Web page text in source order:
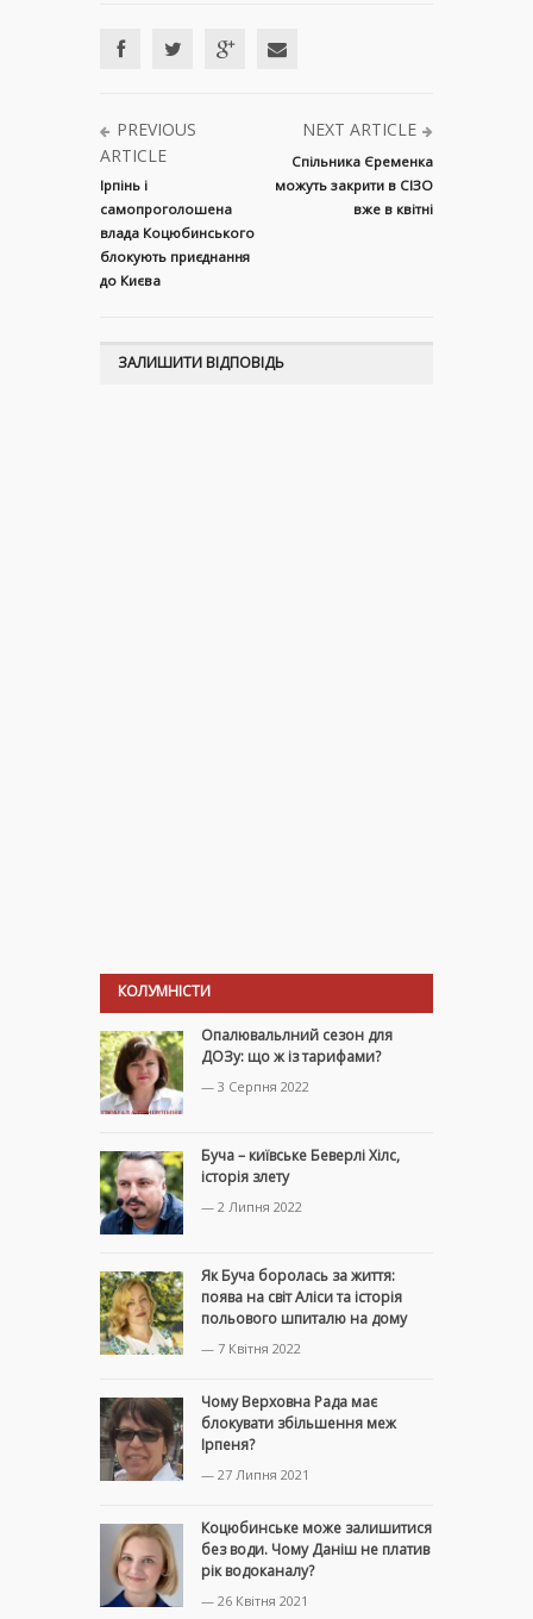
PREVIOUS
ARTICLE
Ірпінь і
самопроголошена
влада Коцюбинського
блокують приєднання
до Києва
NEXT ARTICLE
Спільника Єременка
можуть закрити в СІЗО
вже в квітні
ЗАЛИШИТИ ВІДПОВІДЬ
КОЛУМНІСТИ
Опалювальлний сезон для
ДОЗу: що ж із тарифами?
— 3 Серпня 2022
Буча – київське Беверлі Хілс,
історія злету
— 2 Липня 2022
Як Буча боролась за життя:
поява на світ Аліси та історія
польового шпиталю на дому
— 7 Квітня 2022
Чому Верховна Рада має
блокувати збільшення меж
Ірпеня?
— 27 Липня 2021
Коцюбинське може залишитися
без води. Чому Даніш не платив
рік водоканалу?
— 26 Квітня 2021